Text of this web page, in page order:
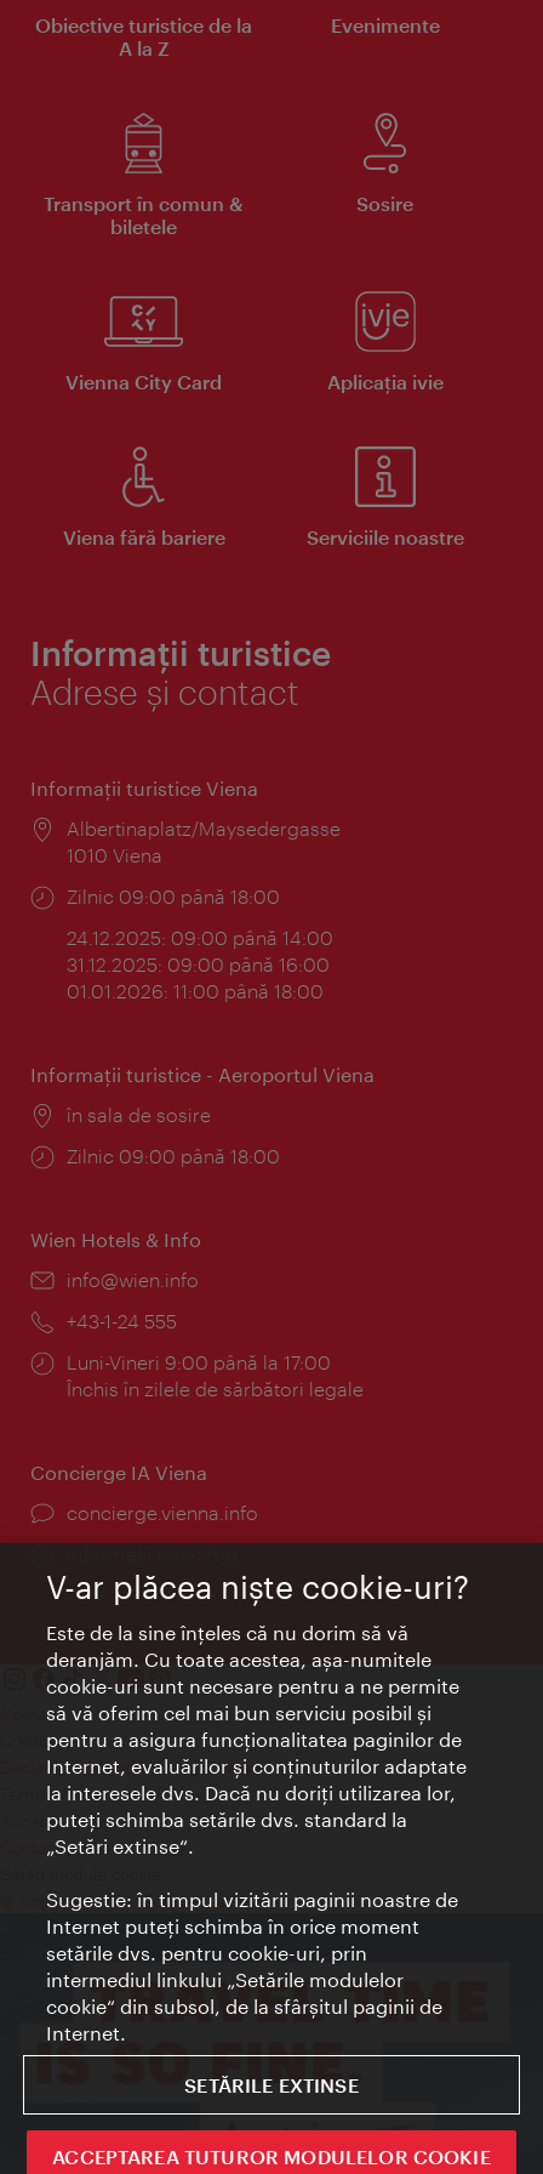
Obiective turistice de la
A la Z
Evenimente
Transport în comun &
biletele
Sosire
Vienna City Card Aplicaţia ivie
Viena fără bariere Serviciile noastre
Informații turistice
Adrese și contact
Informaţii turistice Viena
Locul:
Albertinaplatz/Maysedergasse
1010 Viena
Program:
Zilnic 09:00 până 18:00
24.12.2025: 09:00 până 14:00
31.12.2025: 09:00 până 16:00
01.01.2026: 11:00 până 18:00
Informaţii turistice - Aeroportul Viena
Locul:
în sala de sosire
Program:
Zilnic 09:00 până 18:00
Wien Hotels & Info
E-
info@wien.info
Telefon:
+43-1-24 555
Program:
Luni-Vineri 9:00 până la 17:00
Închis în zilele de sărbători legale
Concierge IA Viena
concierge.vienna.info
Contact
Credits
Declaraţie privind protecţia datelor
Terms of Use
Accesibilitate
Contact presa
© Copyright Wien Tourismus
V-ar plăcea nişte cookie-uri?
Este de la sine înţeles că nu dorim să vă
deranjăm. Cu toate acestea, aşa-numitele
cookie-uri sunt necesare pentru a ne permite
să vă oferim cel mai bun serviciu posibil şi
pentru a asigura funcţionalitatea paginilor de
Internet, evaluărilor şi conţinuturilor adaptate
la interesele dvs. Dacă nu doriţi utilizarea lor,
puteţi schimba setările dvs. standard la
„Setări extinse“.
Sugestie: în timpul vizitării paginii noastre de
Internet puteţi schimba în orice moment
setările dvs. pentru cookie-uri, prin
intermediul linkului „Setările modulelor
cookie“ din subsol, de la sfârşitul paginii de
Internet.
SETĂRILE EXTINSE
ACCEPTAREA TUTUROR MODULELOR COOKIE